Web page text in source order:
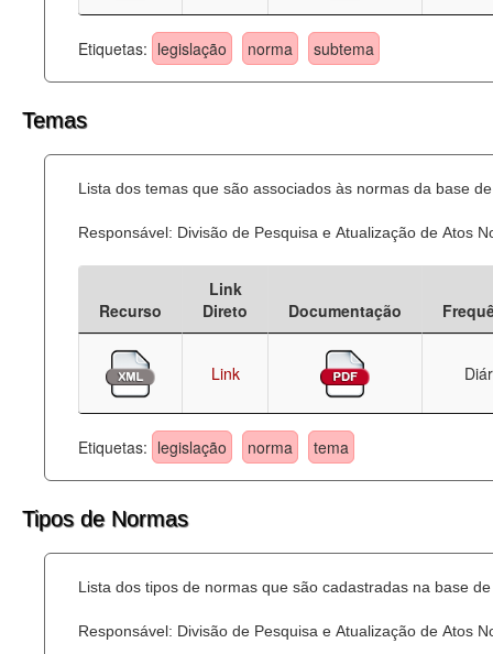
Etiquetas: legislação norma subtema
Temas
Lista dos temas que são associados às normas da base
Responsável: Divisão de Pesquisa e Atualização de Atos
Recurso
Link
Direto
Documentação
Link
Etiquetas: legislação norma tema
Tipos de Normas
Lista dos tipos de normas que são cadastradas na base
Responsável: Divisão de Pesquisa e Atualização de Atos